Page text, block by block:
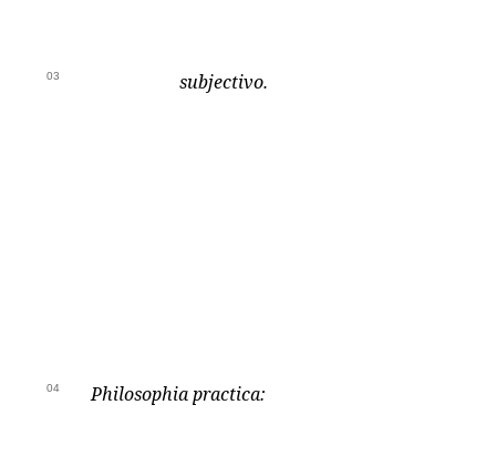
03 subjectivo.
04 Philosophia practica: